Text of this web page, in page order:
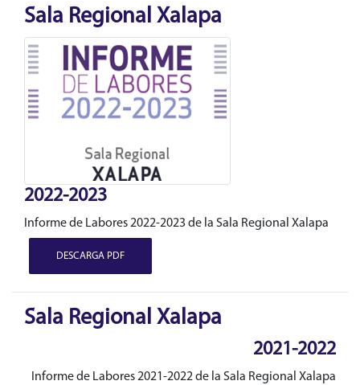
Sala Regional Xalapa
2022-2023
Informe de Labores 2022-2023 de la Sala Regional Xalapa
DESCARGA PDF
Sala Regional Xalapa
2021-2022
Informe de Labores 2021-2022 de la Sala Regional Xalapa